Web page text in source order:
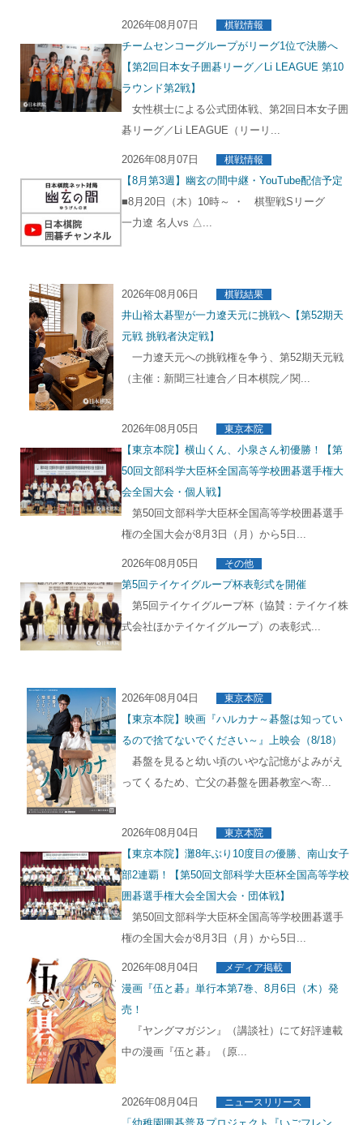
2026年08月07日 棋戦情報
チームセンコーグループがリーグ1位で決勝へ
【第2回日本女子囲碁リーグ／Li LEAGUE 第10
ラウンド第2戦】
女性棋士による公式団体戦、第2回日本女子囲
碁リーグ／Li LEAGUE（リーリ...
2026年08月07日 棋戦情報
【8月第3週】幽玄の間中継・YouTube配信予定
■8月20日（木）10時～ ・ 棋聖戦Sリーグ
一力遼 名人vs △...
2026年08月06日 棋戦結果
井山裕太碁聖が一力遼天元に挑戦へ【第52期天
元戦 挑戦者決定戦】
一力遼天元への挑戦権を争う、第52期天元戦
（主催：新聞三社連合／日本棋院／関...
2026年08月05日 東京本院
【東京本院】横山くん、小泉さん初優勝！【第
50回文部科学大臣杯全国高等学校囲碁選手権大
会全国大会・個人戦】
第50回文部科学大臣杯全国高等学校囲碁選手
権の全国大会が8月3日（月）から5日...
2026年08月05日 その他
第5回テイケイグループ杯表彰式を開催
第5回テイケイグループ杯（協賛：テイケイ株
式会社ほかテイケイグループ）の表彰式...
2026年08月04日 東京本院
【東京本院】映画『ハルカナ～碁盤は知ってい
るので捨てないでください～』上映会（8/18）
碁盤を見ると幼い頃のいやな記憶がよみがえ
ってくるため、亡父の碁盤を囲碁教室へ寄...
2026年08月04日 東京本院
【東京本院】灘8年ぶり10度目の優勝、南山女子
部2連覇！【第50回文部科学大臣杯全国高等学校
囲碁選手権大会全国大会・団体戦】
第50回文部科学大臣杯全国高等学校囲碁選手
権の全国大会が8月3日（月）から5日...
2026年08月04日 メディア掲載
漫画『伍と碁』単行本第7巻、8月6日（木）発
売！
『ヤングマガジン』（講談社）にて好評連載
中の漫画『伍と碁』（原...
2026年08月04日 ニュースリリース